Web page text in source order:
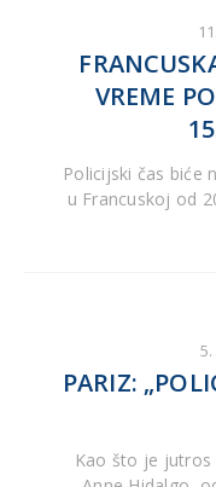
VREME
Policijski čas biće
u Francuskoj od
5.
PARIZ:
Kao što je jutros